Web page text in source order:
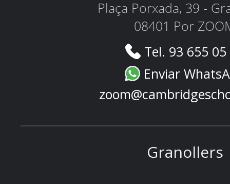
Plaça Porxada, 39 -
08401 Por
Tel. 93 655
Enviar
Granollers